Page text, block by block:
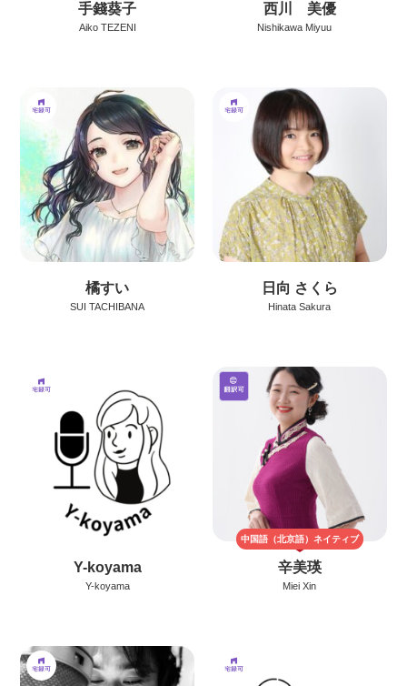
手錢葵子
Aiko TEZENI
西川 美優
Nishikawa Miyuu
橘すい
SUI TACHIBANA
日向 さくら
Hinata Sakura
Y-koyama
Y-koyama
中国語（北京語） ネイティブ
辛美瑛
Miei Xin